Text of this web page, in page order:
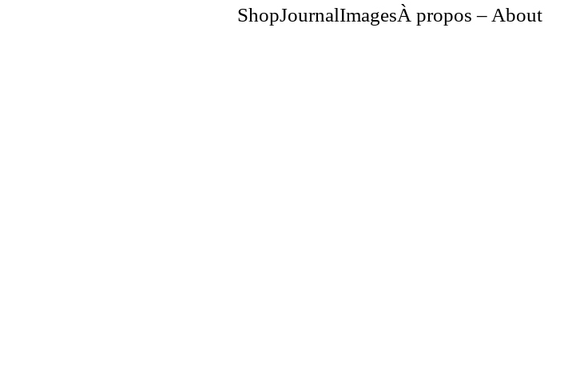
ShopJournalImagesÀ propos – About